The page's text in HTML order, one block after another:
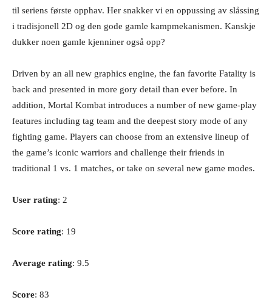
til seriens første opphav. Her snakker vi en oppussing av slåssing
i tradisjonell 2D og den gode gamle kampmekanismen. Kanskje
dukker noen gamle kjenniner også opp?
Driven by an all new graphics engine, the fan favorite Fatality is
back and presented in more gory detail than ever before. In
addition, Mortal Kombat introduces a number of new game-play
features including tag team and the deepest story mode of any
fighting game. Players can choose from an extensive lineup of
the game’s iconic warriors and challenge their friends in
traditional 1 vs. 1 matches, or take on several new game modes.
User rating: 2
Score rating: 19
Average rating: 9.5
Score: 83